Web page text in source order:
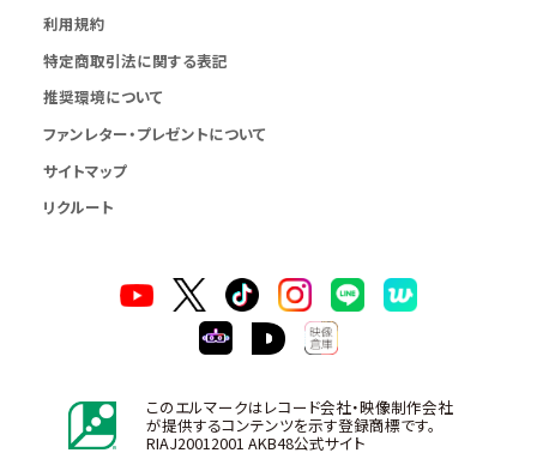
利用規約
特定商取引法に関する表記
推奨環境について
ファンレター・プレゼントについて
サイトマップ
リクルート
このエルマークはレコード会社・映像制作会社
が提供するコンテンツを示す登録商標です。
RIAJ20012001 AKB48公式サイト